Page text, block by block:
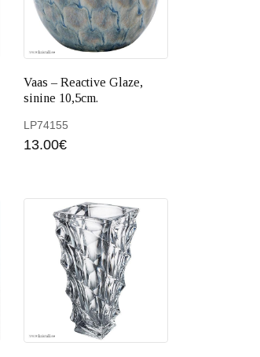
Vaas – Reactive Glaze,
sinine 10,5cm.
LP74155
13.00€